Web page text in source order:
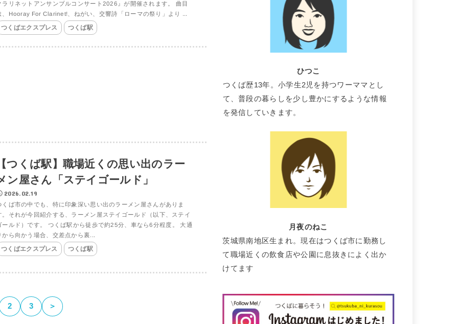
ラリネットアンサンブルコンサート2026』が開催されます。 曲目
、Hooray For Clarinet!、ねがい、交響詩「ローマの祭り」より ...
つくばエクスプレス つくば駅
つくば駅】職場近くの思い出のラー
ン屋さん「ステイゴールド」
2026.02.19
くば市の中でも、特に印象深い思い出のラーメン屋さんがありま
。それが今回紹介する、ラーメン屋ステイゴールド（以下、ステイ
ールド）です。 つくば駅から徒歩で約25分、車なら6分程度。 大通
から向かう場合、交差点から裏...
つくばエクスプレス つくば駅
2 3 ＞
ひつこ
つくば歴13年。小学生2児を持つワーママとし
て、普段の暮らしを少し豊かにするような情報
を発信していきます。
月夜のねこ
茨城県南地区生まれ。現在はつくば市に勤務し
て職場近くの飲食店や公園に息抜きによく出か
けてます